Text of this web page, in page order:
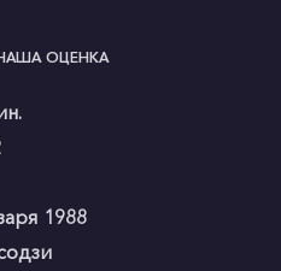
ОЦЕНКА
1988